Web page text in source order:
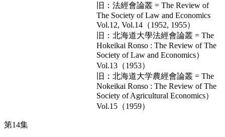
旧：法經會論叢 = The Review of
The Society of Law and Economics
Vol.12, Vol.14（1952, 1955）
旧：北海道大學法經會論叢 = The
Hokeikai Ronso : The Review of The
Society of Law and Economics）
Vol.13（1953）
旧：北海道大学農經會論叢 = The
Nokeikai Ronso : The Review of The
Society of Agricultural Economics）
Vol.15（1959）
第14集